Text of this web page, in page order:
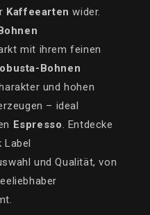
Kaffeearten wider.
mit ihrem feinen
Bohnen
und hohen
– ideal
Espresso. Entdecke
Label
und Qualität, von